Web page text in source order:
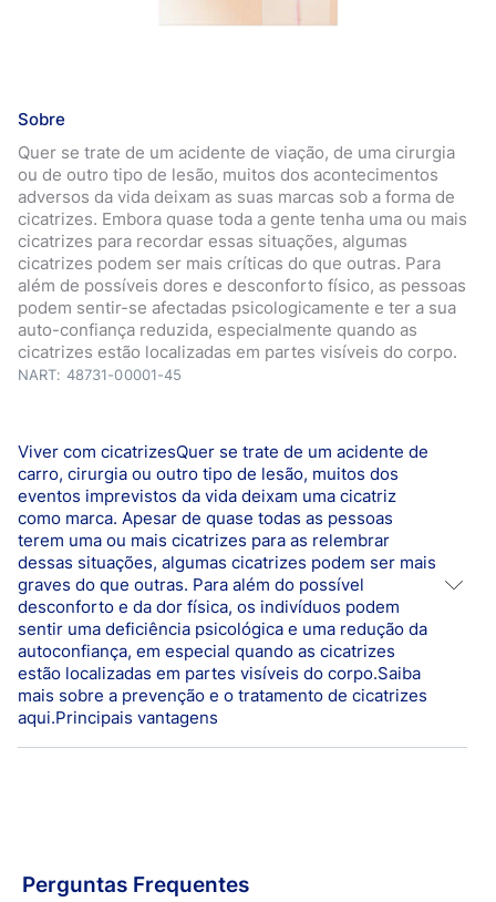
Sobre
Quer se trate de um acidente de viação, de uma cirurgia
ou de outro tipo de lesão, muitos dos acontecimentos
adversos da vida deixam as suas marcas sob a forma de
cicatrizes. Embora quase toda a gente tenha uma ou mais
cicatrizes para recordar essas situações, algumas
cicatrizes podem ser mais críticas do que outras. Para
além de possíveis dores e desconforto físico, as pessoas
podem sentir-se afectadas psicologicamente e ter a sua
auto-confiança reduzida, especialmente quando as
cicatrizes estão localizadas em partes visíveis do corpo.
NART: 48731-00001-45
Viver com cicatrizesQuer se trate de um acidente de
carro, cirurgia ou outro tipo de lesão, muitos dos
eventos imprevistos da vida deixam uma cicatriz
como marca. Apesar de quase todas as pessoas
terem uma ou mais cicatrizes para as relembrar
dessas situações, algumas cicatrizes podem ser mais
graves do que outras. Para além do possível
desconforto e da dor física, os indivíduos podem
sentir uma deficiência psicológica e uma redução da
autoconfiança, em especial quando as cicatrizes
estão localizadas em partes visíveis do corpo.Saiba
mais sobre a prevenção e o tratamento de cicatrizes
aqui.Principais vantagens
Fácil de utilizar, pode ser cortado à medida
Perguntas Frequentes